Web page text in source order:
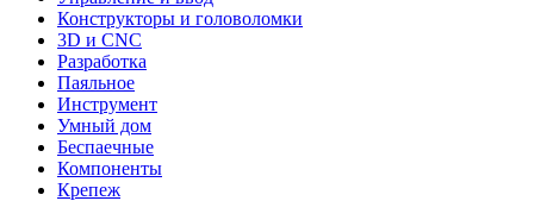
Конструкторы и головоломки
3D и CNC
Разработка
Паяльное
Инструмент
Умный дом
Беспаечные
Компоненты
Крепеж